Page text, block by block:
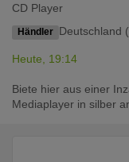
CD Player
Händler Deutschland
Heute, 19:14
Biete hier aus einer
Mediaplayer in silber